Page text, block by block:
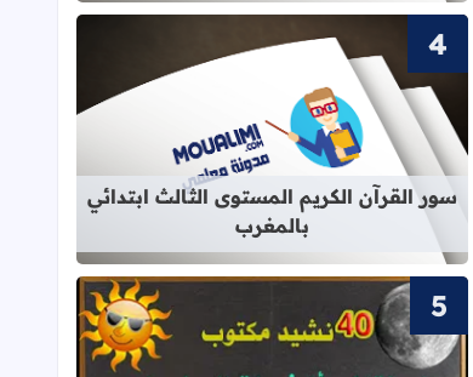
قراءة المزيد عن سور القرآن الكريم
سور القرآن الكريم المستوى الثالث ابتدائي
بالمغرب